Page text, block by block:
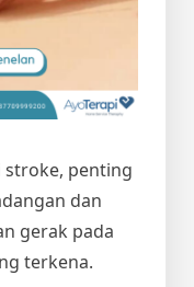
stroke, penting
dan
gerak pada
terkena.